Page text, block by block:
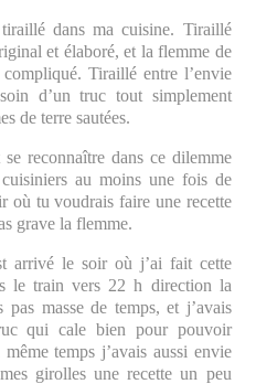
dans ma cuisine. Tiraillé
et élaboré, et la flemme de
Tiraillé entre l’envie
d’un truc tout simplement
de terre sautées.
reconnaître dans ce dilemme
au moins une fois de
où tu voudrais faire une recette
grave la flemme.
arrivé le soir où j’ai fait cette
le train vers 22 h direction la
masse de temps, et j’avais
qui cale bien pour pouvoir
temps j’avais aussi envie
girolles une recette un peu